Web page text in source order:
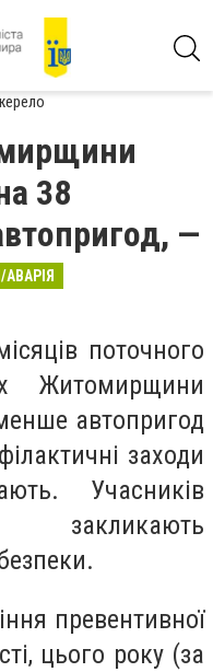
38
—
поточного
Житомирщини
автопригод
заходи
Учасників
закликають
превентивної
цього року (за